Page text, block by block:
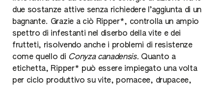
due sostanze attive senza richiedere l’aggiunta di un
bagnante. Grazie a ciò Ripper*, controlla un ampio
spettro di infestanti nel diserbo della vite e dei
frutteti, risolvendo anche i problemi di resistenze
come quello di Conyza canadensis. Quanto a
etichetta, Ripper* può essere impiegato una volta
per ciclo produttivo su vite, pomacee, drupacee,